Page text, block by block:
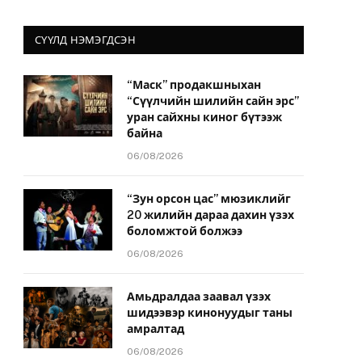
СҮҮЛД НЭМЭГДСЭН
“Маск” продакшныхан
“Сүүлчийн шилийн сайн эрс”
уран сайхны киног бүтээж
байна
06/08/2026
“Зун орсон цас” мюзиклийг
20 жилийн дараа дахин үзэх
боломжтой болжээ
06/08/2026
Амьдралдаа заавал үзэх
шидээвэр кинонуудыг таны
амралтад
06/08/2026